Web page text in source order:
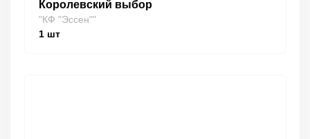
Королевский выбор
"КФ "Эссен""
1 шт